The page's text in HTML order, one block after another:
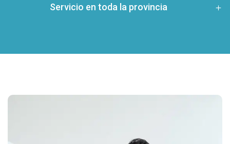
Servicio en toda la provincia